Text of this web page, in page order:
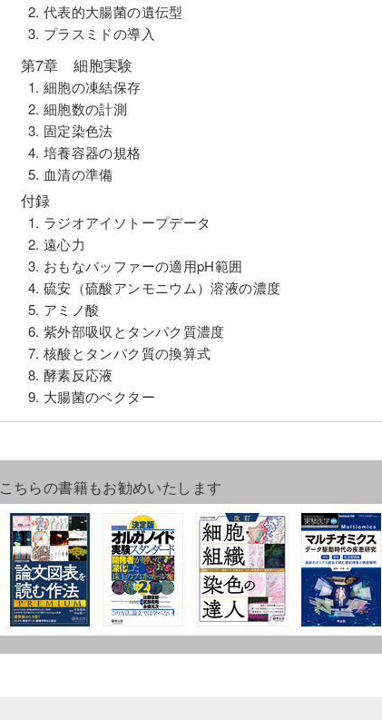
2. 代表的大腸菌の遺伝型
3. プラスミドの導入
第7章 細胞実験
1. 細胞の凍結保存
2. 細胞数の計測
3. 固定染色法
4. 培養容器の規格
5. 血清の準備
付録
1. ラジオアイソトープデータ
2. 遠心力
3. おもなバッファーの適用pH範囲
4. 硫安（硫酸アンモニウム）溶液の濃度
5. アミノ酸
6. 紫外部吸収とタンパク質濃度
7. 核酸とタンパク質の換算式
8. 酵素反応液
9. 大腸菌のベクター
こちらの書籍もお勧めいたします